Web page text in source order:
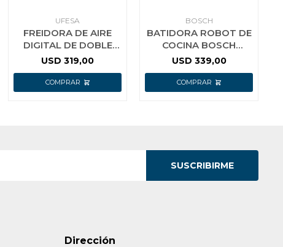
UFESA
FREIDORA DE AIRE
DIGITAL DE DOBLE
CUBETA STORM
USD 319,00
BOSCH
BATIDORA ROBOT DE
COCINA BOSCH
MUMS2ER01 700W FF
USD 339,00
SUSCRIBIRME
Dirección